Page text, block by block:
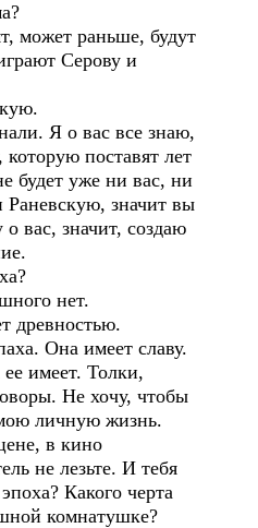
может раньше, будут
Серову и
Я о вас все знаю,
поставят лет
будет уже ни вас, ни
значит вы
вас, значит, создаю
нет.
древностью.
Она имеет славу.
имеет. Толки,
Не хочу, чтобы
личную жизнь.
в кино
не лезьте. И тебя
Какого черта
комнатушке?